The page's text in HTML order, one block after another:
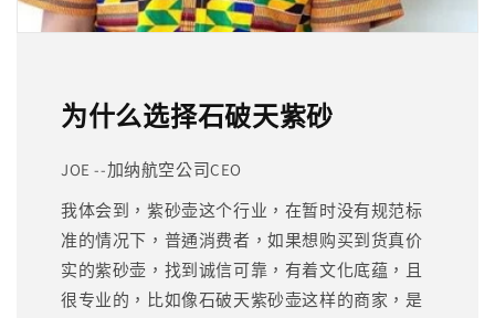
为什么选择石破天紫砂
JOE --加纳航空公司CEO
我体会到，紫砂壶这个行业，在暂时没有规范标
准的情况下，普通消费者，如果想购买到货真价
实的紫砂壶，找到诚信可靠，有着文化底蕴，且
很专业的，比如像石破天紫砂壶这样的商家，是